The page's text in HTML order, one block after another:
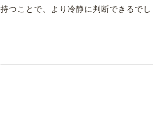
持つことで、より冷静に判断できるでし